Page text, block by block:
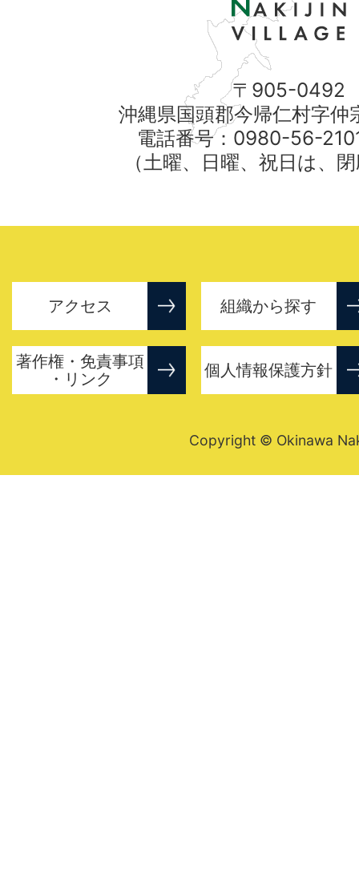
〒905-0492
沖縄県国頭郡今帰仁村字仲
電話番号：0980-56-
（土曜、日曜、祝日は、
アクセス 組織から探す
著作権・免責事項
・リンク
個人情報保護方針
Copyright © Okinawa